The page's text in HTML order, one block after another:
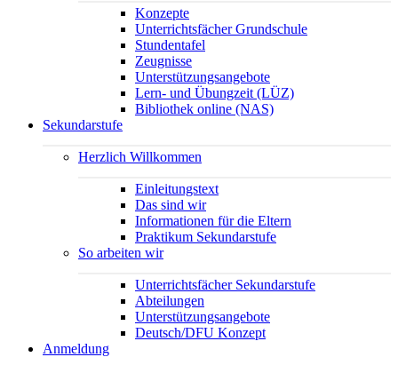
Konzepte
Unterrichtsfächer Grundschule
Stundentafel
Zeugnisse
Unterstützungsangebote
Lern- und Übungzeit (LÜZ)
Bibliothek online (NAS)
Sekundarstufe
Herzlich Willkommen
Einleitungstext
Das sind wir
Informationen für die Eltern
Praktikum Sekundarstufe
So arbeiten wir
Unterrichtsfächer Sekundarstufe
Abteilungen
Unterstützungsangebote
Deutsch/DFU Konzept
Anmeldung